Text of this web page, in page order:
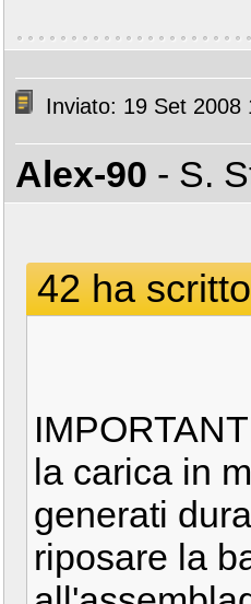
Inviato: 19 Set 2008
Alex-90 - S.
42 ha
la carica in
generati
riposare la